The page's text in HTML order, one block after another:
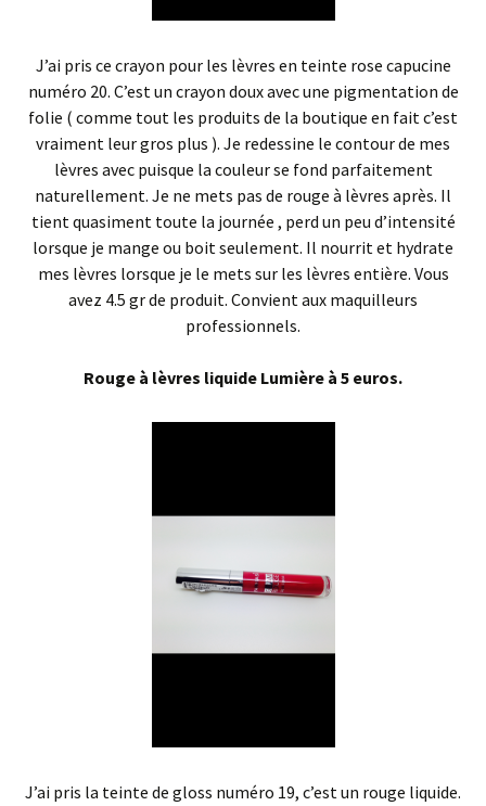
J’ai pris ce crayon pour les lèvres en teinte rose capucine
numéro 20. C’est un crayon doux avec une pigmentation de
folie ( comme tout les produits de la boutique en fait c’est
vraiment leur gros plus ). Je redessine le contour de mes
lèvres avec puisque la couleur se fond parfaitement
naturellement. Je ne mets pas de rouge à lèvres après. Il
tient quasiment toute la journée , perd un peu d’intensité
lorsque je mange ou boit seulement. Il nourrit et hydrate
mes lèvres lorsque je le mets sur les lèvres entière. Vous
avez 4.5 gr de produit. Convient aux maquilleurs
professionnels.
Rouge à lèvres liquide Lumière à 5 euros.
J’ai pris la teinte de gloss numéro 19, c’est un rouge liquide.